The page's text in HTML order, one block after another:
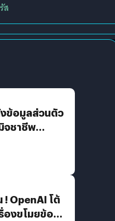
ส
ข้อมูลส่วนตัว
จชาชีพ
ฮ็กเกอร์
OpenAI โต้
องขโมยข้อมูล